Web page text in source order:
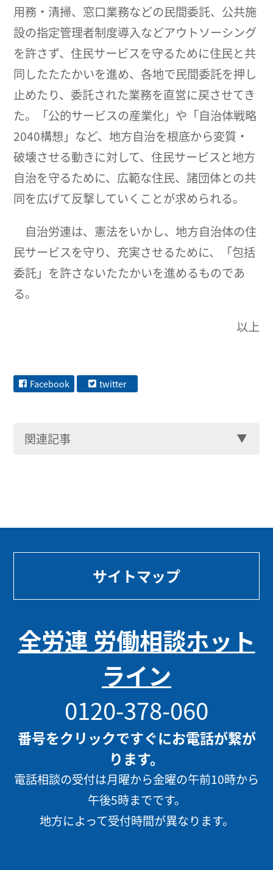
用務・清掃、窓口業務などの民間委託、公共施
設の指定管理者制度導入などアウトソーシング
を許さず、住民サービスを守るために住民と共
同したたたかいを進め、各地で民間委託を押し
止めたり、委託された業務を直営に戻させてき
た。「公的サービスの産業化」や「自治体戦略
2040構想」など、地方自治を根底から変質・
破壊させる動きに対して、住民サービスと地方
自治を守るために、広範な住民、諸団体との共
同を広げて反撃していくことが求められる。
自治労連は、憲法をいかし、地方自治体の住
民サービスを守り、充実させるために、「包括
委託」を許さないたたかいを進めるものであ
る。
以上
Facebook twitter
関連記事
サイトマップ
全労連 労働相談ホット
ライン
0120-378-060
番号をクリックですぐにお電話が繋が
ります。
電話相談の受付は月曜から金曜の午前10時から
午後5時までです。
地方によって受付時間が異なります。